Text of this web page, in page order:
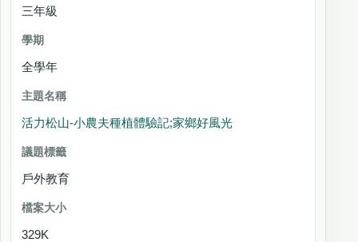
三年級
全學年
活力松山-小農夫種植體驗記;家鄉好風光
戶外教育
329K